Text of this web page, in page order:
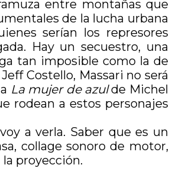
entre montañas que
de la lucha urbana
serían los represores
Hay un secuestro, una
tan imposible como la de
Costello, Massari no será
La mujer de azulde Michel
rodean a estos personajes
a verla. Saber que es un
collage sonoro de motor,
proyección.